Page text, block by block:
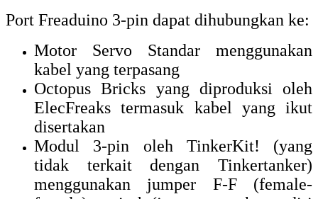
Port Freaduino 3-pin dapat dihubungkan ke:
Motor Servo Standar menggunakan
kabel yang terpasang
Octopus Bricks yang diproduksi oleh
ElecFreaks termasuk kabel yang ikut
disertakan
Modul 3-pin oleh TinkerKit!
(yang
tidak terkait dengan Tinkertanker)
menggunakan jumper F-F (female-